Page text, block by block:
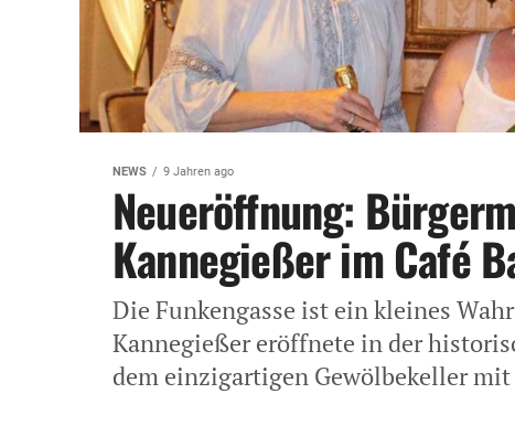
NEWS 9 Jahren ago
Neueröffnung:
Kannegießer im Café
Die Funkengasse ist ein kleines
Kannegießer eröffnete in der
dem einzigartigen Gewölbekeller